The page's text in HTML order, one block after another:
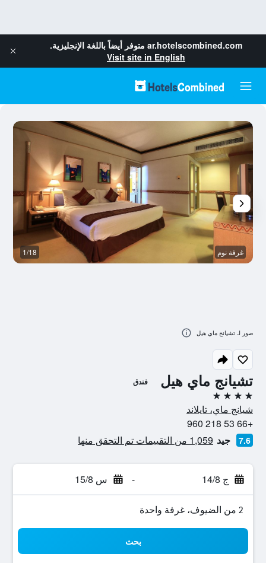
ar.hotelscombined.com متوفر أيضاً باللغة الإنجليزية.
Visit site in English
تشيانج ماي هيل فندق
4 نجوم
شيانج ماي، تايلاند
+66 53 218 960
7.6 جيد 1,059 من التقييمات تم التحقق منها
ج 14/8 - س 15/8
2 من الضيوف، غرفة واحدة
بحث
غرفة نوم 1/18
صور لـ تشيانج ماي هيل